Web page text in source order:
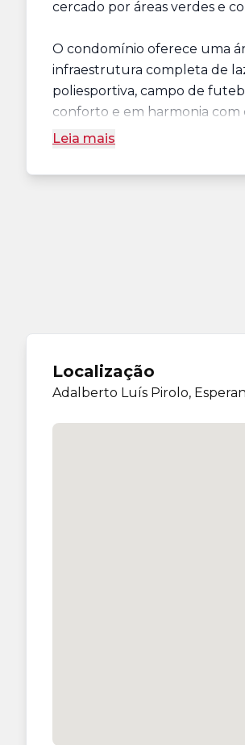
cercado por áreas verdes e
O condomínio oferece uma
infraestrutura completa de
poliesportiva, campo de
conforto e em harmonia com
Leia mais
Localização
Adalberto Luís Pirolo,